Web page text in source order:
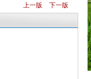
上一版 下一版